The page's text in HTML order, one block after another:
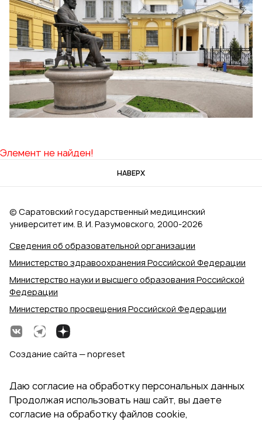
Элемент не найден!
НАВЕРХ
Сведения об образовательной организации
Министерство здравоохранения Российской Федерации
Министерство науки и высшего образования Российской
Федерации
Министерство просвещения Российской Федерации
© Саратовский государственный медицинский
университет им. В. И. Разумовского, 2000‑2026
Создание сайта — nopreset
Даю согласие на обработку персональных данных
Продолжая использовать наш сайт, вы даете
согласие на обработку файлов cookie,